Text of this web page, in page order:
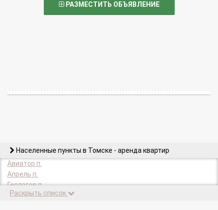
РАЗМЕСТИТЬ ОБЪЯВЛЕНИЕ
Населенные пункты в Томске - аренда квартир
Авиатор п.
Апрель п.
Геологов п.
Гидрогеологическая Партия п.
Раскрыть список